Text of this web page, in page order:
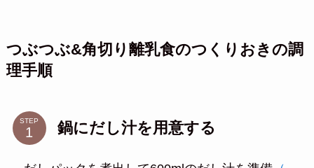
つぶつぶ&角切り離乳食のつくりおきの調
理手順
STEP 鍋にだし汁を用意する